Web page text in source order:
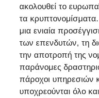
ακολουθεί το
τα
μια ενιαία
των επενδυτών, τη
την αποτροπή της
παράνομες
πάροχοι υπηρεσιών
υποχρεούνται όλο